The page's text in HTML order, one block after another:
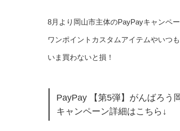
8月より岡山市主体のPayPayキャンペ
ワンポイントカスタムアイテムやいつ
いま買わないと損！
PayPay 【第5弾】がんばろう
キャンペーン詳細はこちら↓